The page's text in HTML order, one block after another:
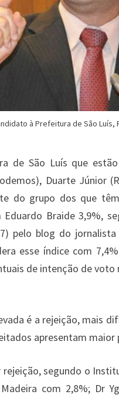
à Prefeitura de São Luís,
de São Luís que
Duarte Júnior
do grupo dos que
Braide 3,9%,
pelo blog do
esse índice com
de intenção de voto
é a rejeição, mais
apresentam
segundo o
com 2,8%; Dr